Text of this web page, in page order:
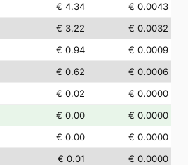
€ 4.34
€ 0.0043
€ 3.22
€ 0.0032
€ 0.94
€ 0.0009
€ 0.62
€ 0.0006
€ 0.02
€ 0.0000
€ 0.00
€ 0.0000
€ 0.00
€ 0.0000
€ 0.01
€ 0.0000